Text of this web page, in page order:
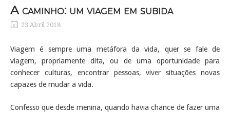
A caminho: um viagem em subida
23 Abril 2018
Viagem é sempre uma metáfora da vida, quer se fale de
viagem, propriamente dita, ou de uma oportunidade para
conhecer culturas, encontrar pessoas, viver situações novas
capazes de mudar a vida.
Confesso que desde menina, quando havia chance de fazer uma